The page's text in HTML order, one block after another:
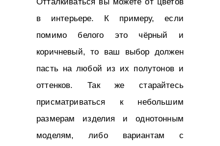
в интерьере. К примеру, если
помимо белого это чёрный и
коричневый, то ваш выбор должен
пасть на любой из их полутонов и
оттенков. Так же старайтесь
присматриваться к небольшим
размерам изделия и однотонным
моделям, либо вариантам с